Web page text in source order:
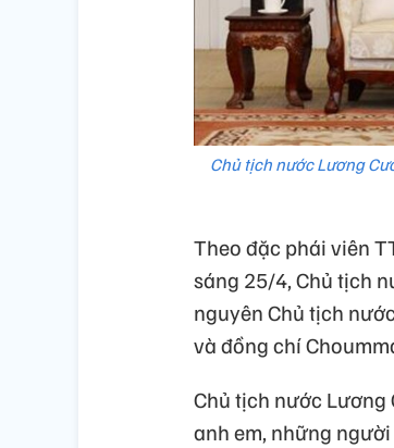
Chủ tịch nước Lương
Theo đặc phái viên
sáng 25/4, Chủ tịch
nguyên Chủ tịch
và đồng chí
Chủ tịch nước
anh em, những